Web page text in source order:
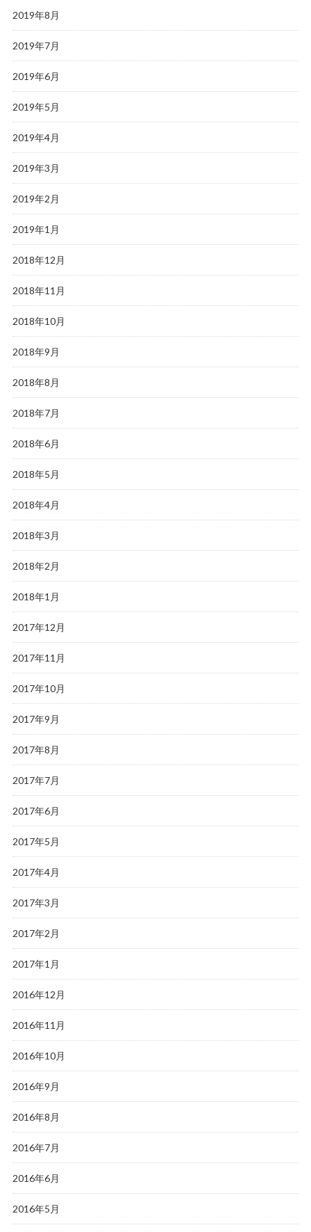
2019年8月
2019年7月
2019年6月
2019年5月
2019年4月
2019年3月
2019年2月
2019年1月
2018年12月
2018年11月
2018年10月
2018年9月
2018年8月
2018年7月
2018年6月
2018年5月
2018年4月
2018年3月
2018年2月
2018年1月
2017年12月
2017年11月
2017年10月
2017年9月
2017年8月
2017年7月
2017年6月
2017年5月
2017年4月
2017年3月
2017年2月
2017年1月
2016年12月
2016年11月
2016年10月
2016年9月
2016年8月
2016年7月
2016年6月
2016年5月